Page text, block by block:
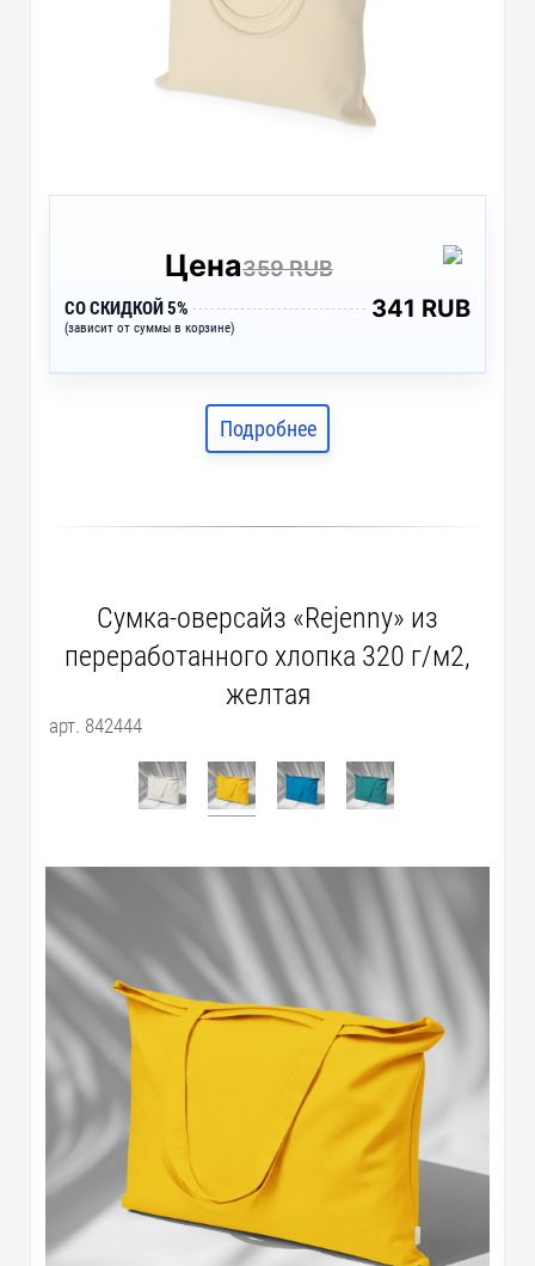
Цена359 RUB
СО СКИДКОЙ 5%
(зависит от суммы в корзине)
341 RUB
Подробнее
Сумка-оверсайз «Rejenny» из
переработанного хлопка 320 г/м2,
желтая
арт. 842444